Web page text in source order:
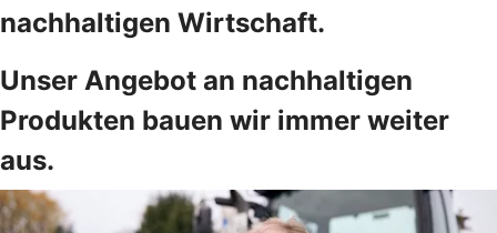
nachhaltigen Wirtschaft.
Unser Angebot an nachhaltigen
Produkten bauen wir immer weiter
aus.